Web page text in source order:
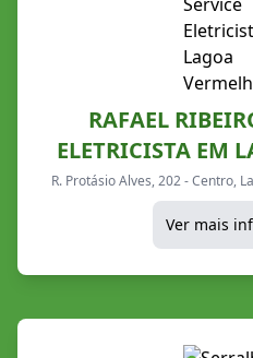
RAFAEL
ELETRICISTA EM
R. Protásio Alves, 202 - Centro,
Ver mais